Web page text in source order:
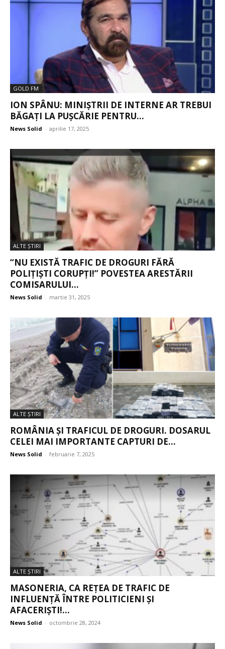
GOLD FM
ION SPÂNU: MINIȘTRII DE INTERNE AR TREBUI
BĂGAȚI LA PUȘCĂRIE PENTRU...
News Solid - aprilie 17, 2025
ALTE ŞTIRI
“NU EXISTĂ TRAFIC DE DROGURI FĂRĂ
POLIȚIȘTI CORUPȚI!” POVESTEA ARESTĂRII
COMISARULUI...
News Solid - martie 31, 2025
ALTE ŞTIRI
ROMÂNIA ȘI TRAFICUL DE DROGURI. DOSARUL
CELEI MAI IMPORTANTE CAPTURI DE...
News Solid - februarie 7, 2025
ALTE ŞTIRI
MASONERIA, CA REȚEA DE TRAFIC DE
INFLUENȚĂ ÎNTRE POLITICIENI ȘI
AFACERIȘTI!...
News Solid - octombrie 28, 2024